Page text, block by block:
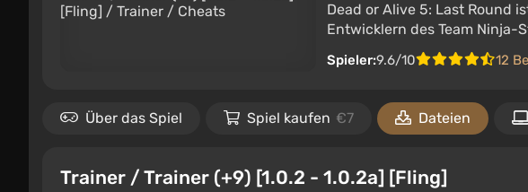
Dead or Alive 5: Last Round
Entwicklern des Team Ninja-
Spieler:9.6/10 12
Über das Spiel Spiel kaufen €7 Dateien
Trainer / Trainer (+9) [1.0.2 - 1.0.2a] [Fling]